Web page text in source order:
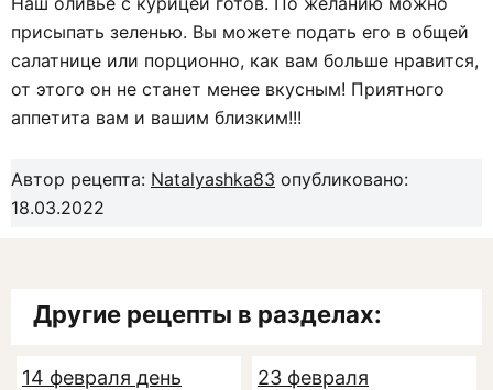
присыпать зеленью. Вы можете подать его в общей
салатнице или порционно, как вам больше нравится,
от этого он не станет менее вкусным! Приятного
аппетита вам и вашим близким!!!
Автор рецепта: Natalyashka83 опубликовано:
18.03.2022
Другие рецепты в разделах:
14 февраля день
23 февраля